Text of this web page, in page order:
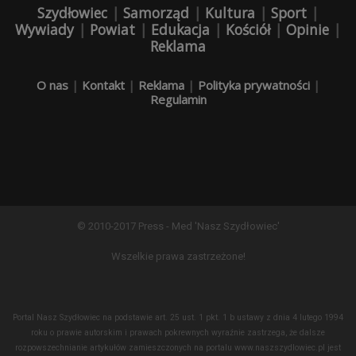
Szydłowiec | Samorząd | Kultura | Sport |
Wywiady| Powiat | Edukacja | Kościół| Opinie |
Reklama
O nas| Kontakt| Reklama| Polityka prywatności|
Regulamin
© 2010-2017 Press - Med 'Nasz Szydłowiec'
Wszelkie prawa zastrzeżone!
Portal Nasz Szydłowiec na podstawie art. 25 ust. 1 pkt. 1 b ustawy z dnia 4 lutego 1994
roku o prawie autorskim i prawach pokrewnych wyraźnie zastrzega, że dalsze
rozpowszechnianie artykułów zamieszczonych na portalu www.naszszydlowiec.pl jest